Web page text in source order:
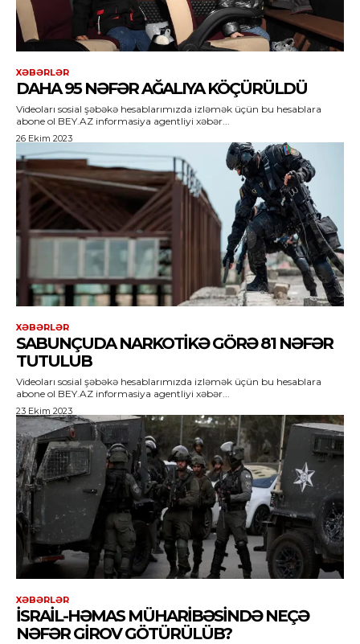
XƏBƏRLƏR
DAHA 95 NƏFƏR AĞALIYA KÖÇÜRÜLDÜ
Videoları sosial şəbəkə hesablarımızda izləmək üçün bu hesablara
abone ol BEY.AZ informasiya agentliyi xəbər...
26 Ekim 2023
XƏBƏRLƏR
SABUNÇUDA NARKOTIKƏ GÖRƏ 81 NƏFƏR
TUTULUB
Videoları sosial şəbəkə hesablarımızda izləmək üçün bu hesablara
abone ol BEY.AZ informasiya agentliyi xəbər...
23 Ekim 2023
XƏBƏRLƏR
İSRAIL-HƏMAS MÜHARIBƏSINDƏ NEÇƏ
NƏFƏR GIROV GÖTÜRÜLÜB?